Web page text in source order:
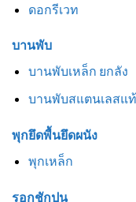
ดอกรีเวท
บานพับ
บานพับเหล็ก ยกลัง
บานพับสแตนเลสแ
พุกยึดพื้นยึดผนัง
พุกเหล็ก
รอกชักปูน